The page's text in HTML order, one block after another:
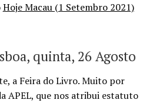
Hoje Macau (1 Setembro 2021)
quinta, 26 Agosto
a Feira do Livro. Muito por
APEL, que nos atribui estatuto